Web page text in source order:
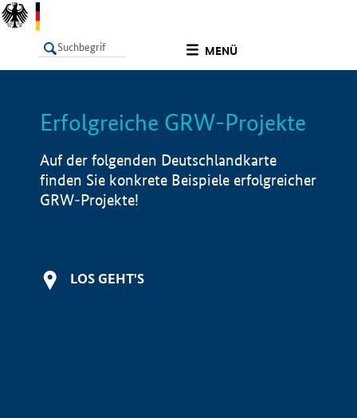
MENÜ
LISTE Info
Erfolgreiche GRW-Projekte
Auf der folgenden Deutschlandkarte
finden Sie konkrete Beispiele erfolgreicher
GRW-Projekte!
LOS GEHT'S